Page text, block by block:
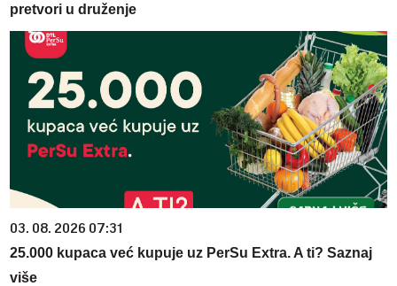
pretvori u druženje
03. 08. 2026 07:31
25.000 kupaca već kupuje uz PerSu Extra. A ti? Saznaj
više